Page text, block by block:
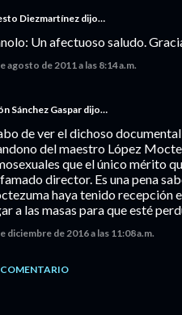
Diezmartínez dijo…
Un afectuoso saludo.
agosto de 2011 a las 8:14 a.m.
Sánchez Gaspar dijo…
de ver el dichoso
del maestro López
que el único mérito
director. Es una pena
haya tenido recepción
a las masas para que esté
diciembre de 2016 a las 11:08 a.m.